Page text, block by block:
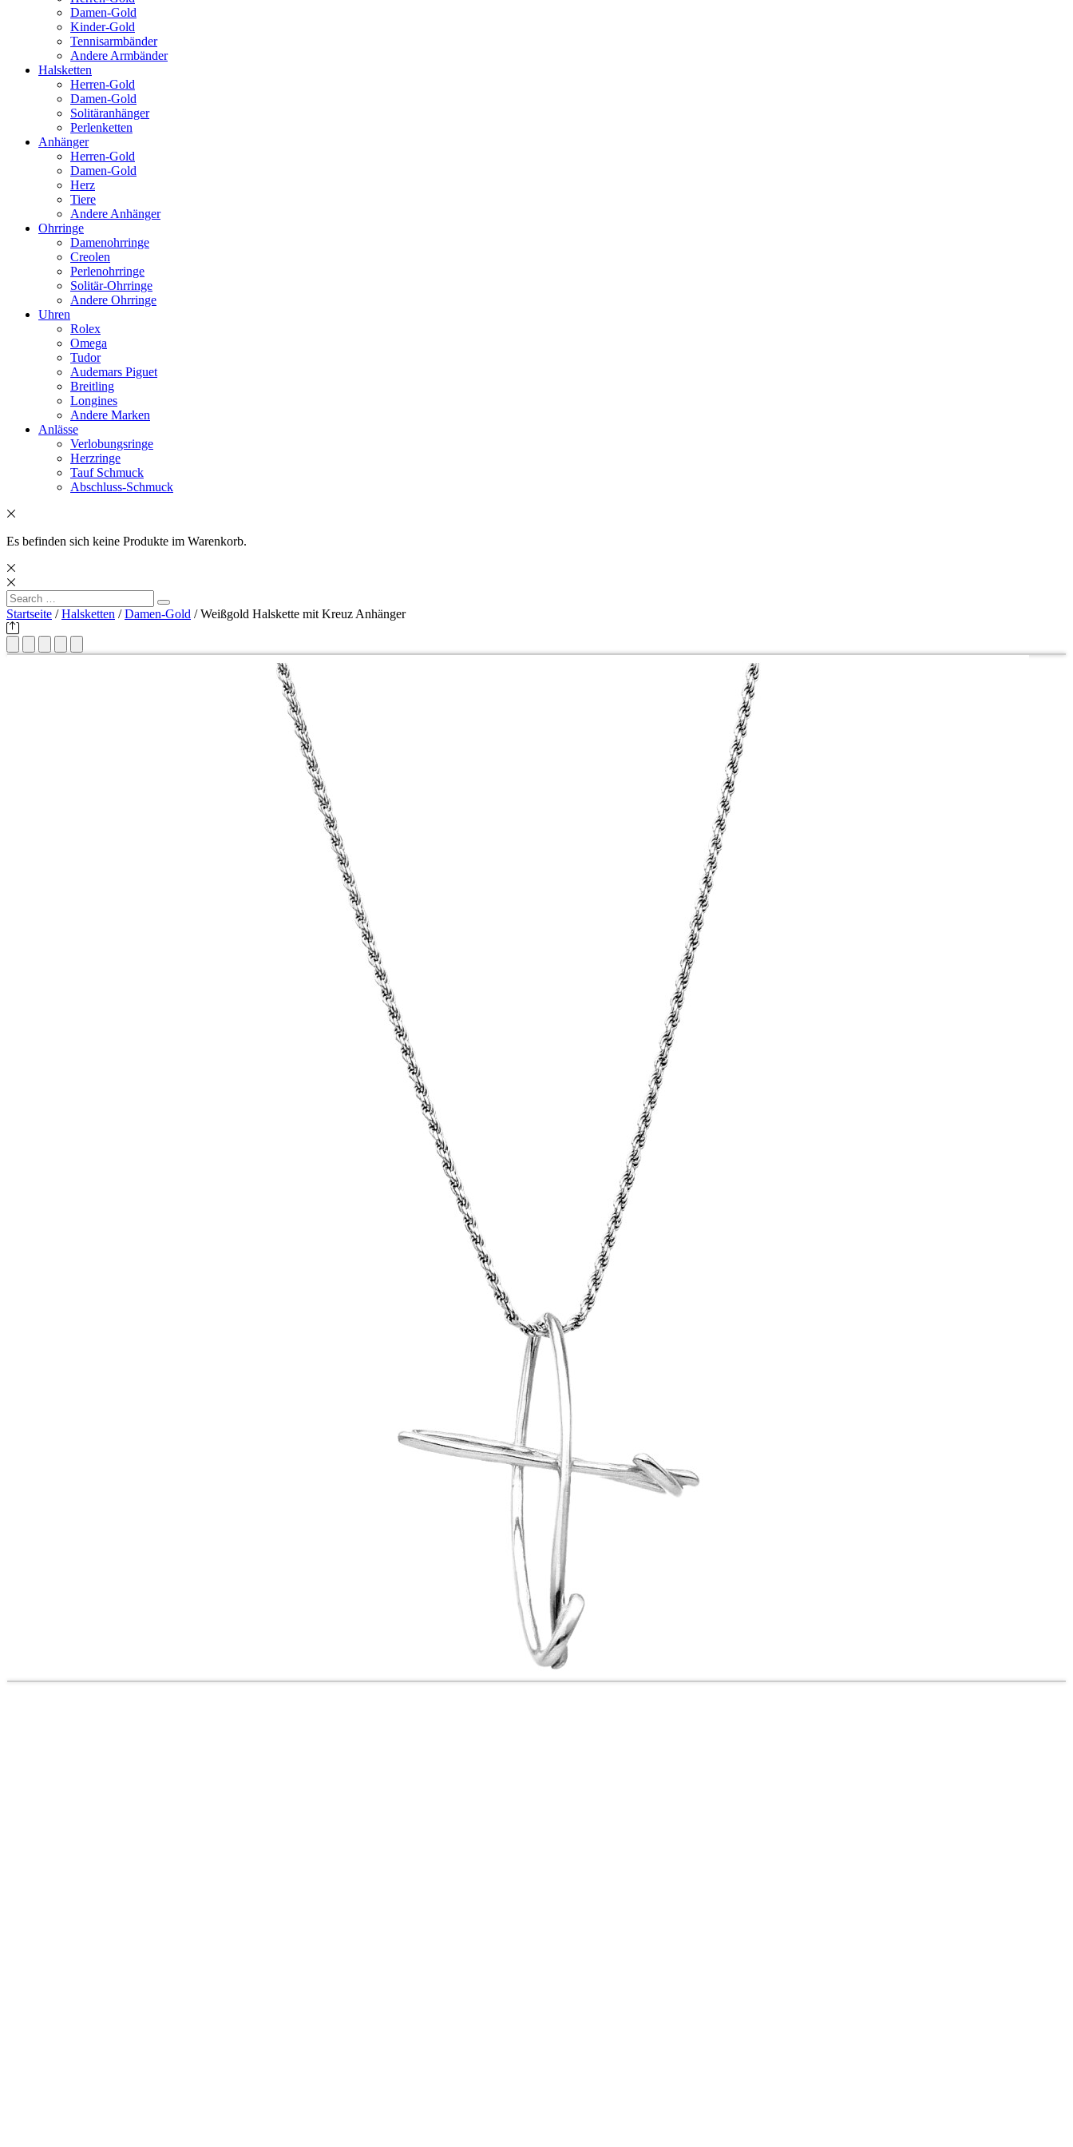
Damen-Gold
Kinder-Gold
Tennisarmbänder
Andere Armbänder
Halsketten
Herren-Gold
Damen-Gold
Solitäranhänger
Perlenketten
Anhänger
Herren-Gold
Damen-Gold
Herz
Tiere
Andere Anhänger
Ohrringe
Damenohrringe
Creolen
Perlenohrringe
Solitär-Ohrringe
Andere Ohrringe
Uhren
Rolex
Omega
Tudor
Audemars Piguet
Breitling
Longines
Andere Marken
Anlässe
Verlobungsringe
Herzringe
Tauf Schmuck
Abschluss-Schmuck
Es befinden sich keine Produkte im Warenkorb.
Search
for:
Search
Startseite /Halsketten /Damen-Gold / Weißgold Halskette mit Kreuz Anhänger